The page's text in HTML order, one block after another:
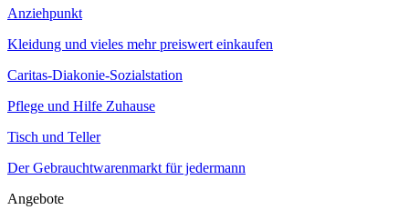
Anziehpunkt
Kleidung und vieles mehr preiswert einkaufen
Caritas-Diakonie-Sozialstation
Pflege und Hilfe Zuhause
Tisch und Teller
Der Gebrauchtwarenmarkt für jedermann
Angebote